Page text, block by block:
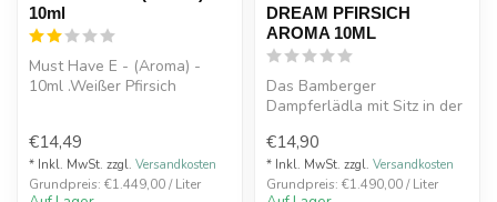
10ml
Must Have E - (Aroma) -
10ml .Weißer Pfirsich
€14,49
* Inkl. MwSt. zzgl. Versandkosten
Grundpreis: €1.449,00 / Liter
DREAM PFIRSICH
AROMA 10ML
Das Bamberger
Dampferlädla mit Sitz in der
Bamberg widmet s...
€14,90
* Inkl. MwSt. zzgl. Versandkosten
Grundpreis: €1.490,00 / Liter